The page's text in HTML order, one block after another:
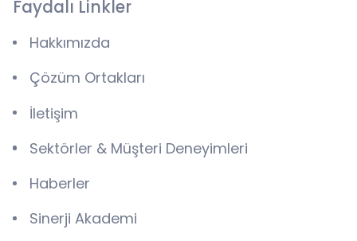
Faydalı Linkler
Hakkımızda
Çözüm Ortakları
İletişim
Sektörler & Müşteri Deneyimleri
Haberler
Sinerji Akademi